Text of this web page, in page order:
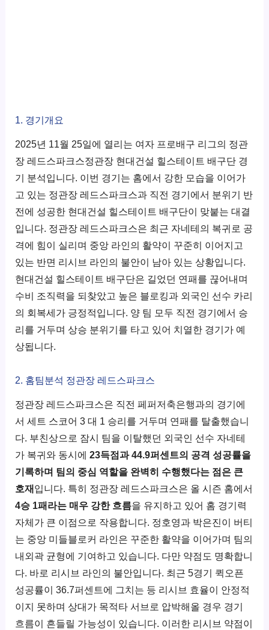
1. 경기개요
2025년 11월 25일에 열리는 여자 프로배구 리그의 정관
장 레드스파크스정관장 현대건설 힐스테이트 배구단 경
기 분석입니다. 이번 경기는 홈에서 강한 모습을 이어가
고 있는 정관장 레드스파크스과 직전 경기에서 분위기 반
전에 성공한 현대건설 힐스테이트 배구단이 맞붙는 대결
입니다. 정관장 레드스파크스은 최근 자네테의 복귀로 공
격에 힘이 실리며 중앙 라인의 활약이 꾸준히 이어지고
있는 반면 리시브 라인의 불안이 남아 있는 상황입니다.
현대건설 힐스테이트 배구단은 길었던 연패를 끊어내며
수비 조직력을 되찾았고 높은 블로킹과 외국인 선수 카리
의 회복세가 긍정적입니다. 양 팀 모두 직전 경기에서 승
리를 거두며 상승 분위기를 타고 있어 치열한 경기가 예
상됩니다.
2. 홈팀분석 정관장 레드스파크스
정관장 레드스파크스은 직전 페퍼저축은행과의 경기에
서 세트 스코어 3 대 1 승리를 거두며 연패를 탈출했습니
다. 부친상으로 잠시 팀을 이탈했던 외국인 선수 자네테
가 복귀와 동시에23득점과 44.9퍼센트의 공격 성공률을
기록하며 팀의 중심 역할을 완벽히 수행했다는 점은 큰
호재입니다. 특히 정관장 레드스파크스은 올 시즌 홈에서
4승 1패라는 매우 강한 흐름을 유지하고 있어 홈 경기력
자체가 큰 이점으로 작용합니다. 정호영과 박은진이 버티
는 중앙 미들블로커 라인은 꾸준한 활약을 이어가며 팀의
내외곽 균형에 기여하고 있습니다. 다만 약점도 명확합니
다. 바로 리시브 라인의 불안입니다. 최근 5경기 퀵오픈
성공률이 36.7퍼센트에 그치는 등 리시브 효율이 안정적
이지 못하며 상대가 목적타 서브로 압박해올 경우 경기
흐름이 흔들릴 가능성이 있습니다. 이러한 리시브 약점이